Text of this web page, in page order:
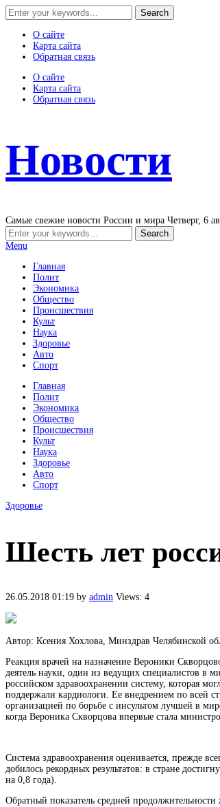
О сайте
Карта сайта
Обратная связь
О сайте
Карта сайта
Обратная связь
Новости
Самые свежие новости России и мира Четверг, 6
Menu
Главная
Полит
Экономика
Общество
Происшествия
Культ
Наука
Здоровье
Авто
Спорт
Главная
Полит
Экономика
Общество
Происшествия
Культ
Наука
Здоровье
Авто
Спорт
Здоровье
Шесть лет
26.05.2018 01:19 by admin Views: 4
Автор: Ксения Хохлова, Минздрав Челябинской
Реакция врачей на назначение Вероники
деятель науки, один из ведущих специалистов в
российском здравоохранении систему, которая
поддержали кардиологи. Ее внедрением по всей
организацией по борьбе с инсультом лучшей в
когда Вероника Скворцова впервые стала
Система здравоохранения оценивается, прежде
добилось рекордных результатов: в стране
на 0,8 года).
Обратный показатель средней